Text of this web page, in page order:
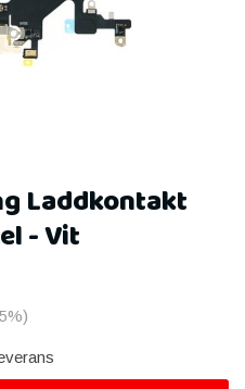
Laddkontakt
- Vit
%)